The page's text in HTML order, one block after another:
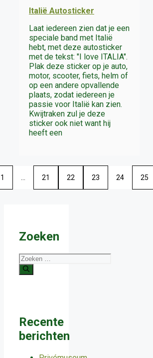
Italië Autosticker
Laat iedereen zien dat je een
speciale band met Italië
hebt, met deze autosticker
met de tekst: "I love ITALIA".
Plak deze sticker op je auto,
motor, scooter, fiets, helm of
op een andere opvallende
plaats, zodat iedereen je
passie voor Italië kan zien.
Kwijtraken zul je deze
sticker ook niet want hij
heeft een
1 21 22 23 24 25
Zoeken
Zoek
naar:
Recente
berichten